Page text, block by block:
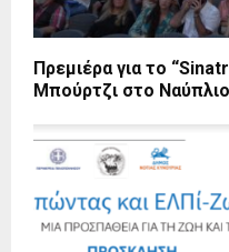
Πρεμιέρα για το
Μπούρτζι στο